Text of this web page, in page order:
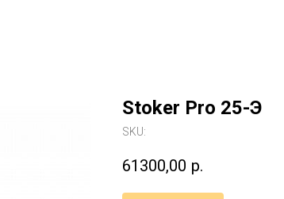
Stoker Pro 25-Э
SKU:
61300,00 р.